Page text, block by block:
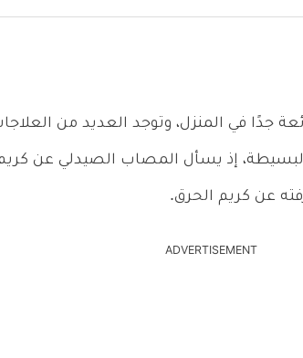
جدًا في المنزل، وتوجد العديد من
إذ يسأل المصاب الصيدلي عن
عن كريم الحرق.
ADVERTISEMENT